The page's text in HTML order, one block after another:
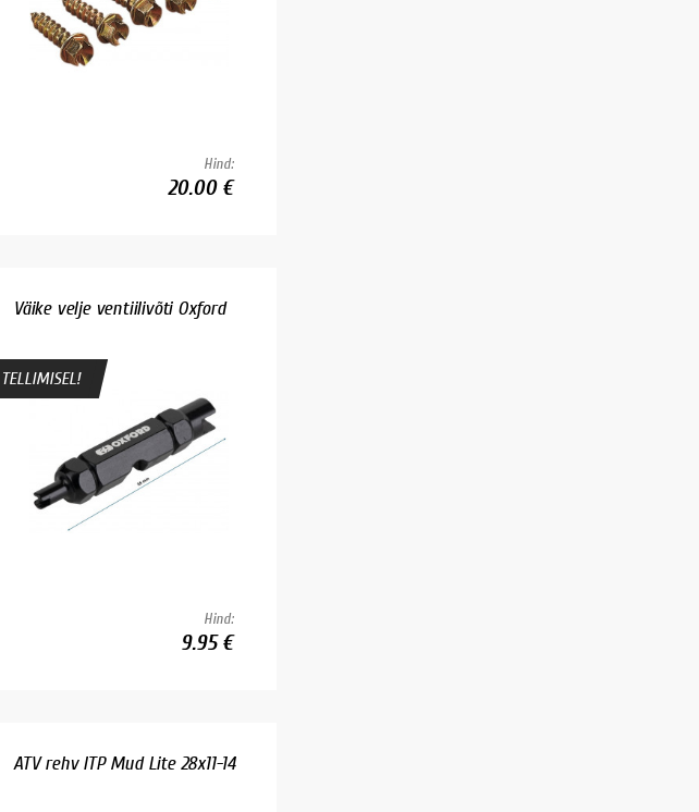
Hind:
20.00 €
Väike velje ventiilivõti Oxford
TELLIMISEL!
Hind:
9.95 €
ATV rehv ITP Mud Lite 28x11-14